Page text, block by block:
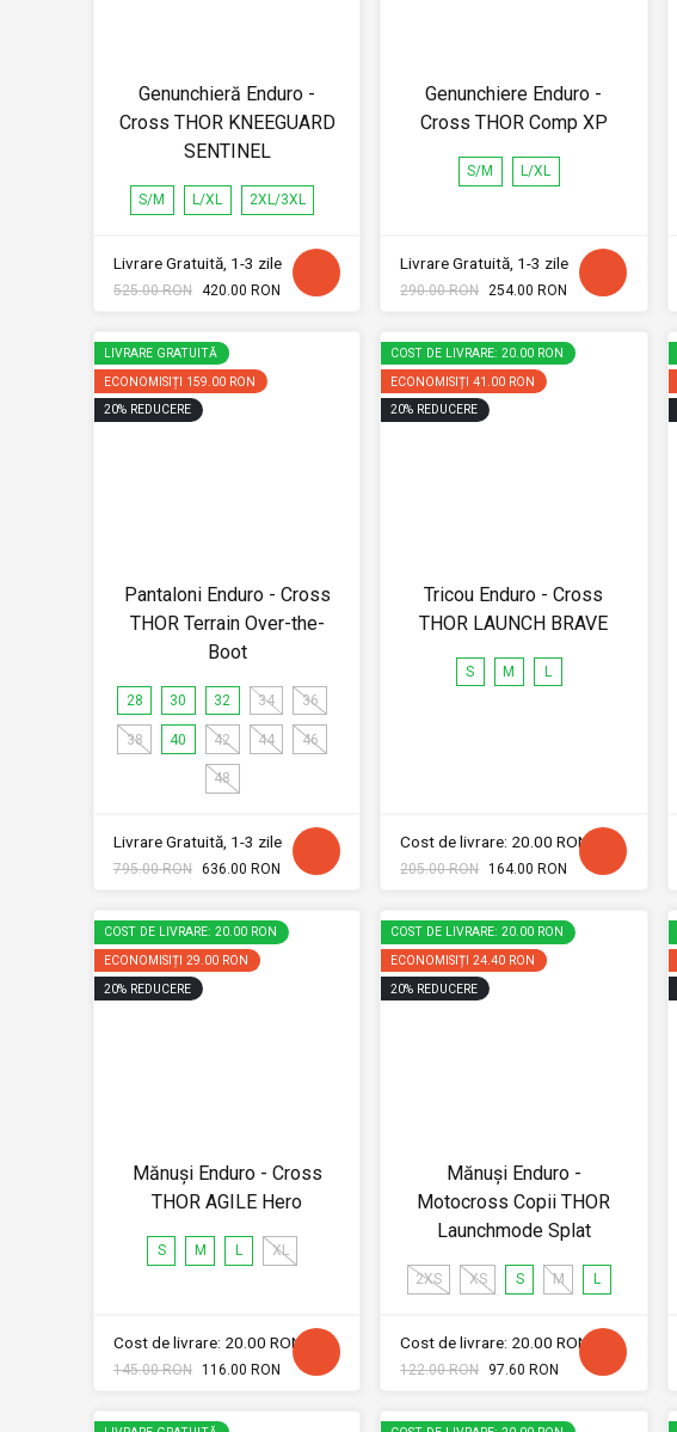
Genunchieră Enduro -
Cross THOR KNEEGUARD
SENTINEL
S/M L/XL 2XL/3XL
Livrare Gratuită, 1-3 zile
525.00 RON 420.00 RON
Genunchiere Enduro -
Cross THOR Comp XP
S/M L/XL
Livrare Gratuită, 1-3 zile
290.00 RON 254.00 RON
LIVRARE GRATUITĂ
ECONOMISIȚI 159.00 RON
20% REDUCERE
Pantaloni Enduro - Cross
THOR Terrain Over-the-
Boot
28 30 32 34 36
38 40 42 44 46
48
Livrare Gratuită, 1-3 zile
795.00 RON 636.00 RON
COST DE LIVRARE: 20.00 RON
ECONOMISIȚI 41.00 RON
20% REDUCERE
Tricou Enduro - Cross
THOR LAUNCH BRAVE
S M L
Cost de livrare: 20.00 RON
205.00 RON 164.00 RON
COST DE LIVRARE: 20.00 RON
ECONOMISIȚI 29.00 RON
20% REDUCERE
Mănuși Enduro - Cross
THOR AGILE Hero
S M L XL
Cost de livrare: 20.00 RON
145.00 RON 116.00 RON
COST DE LIVRARE: 20.00 RON
ECONOMISIȚI 24.40 RON
20% REDUCERE
Mănuși Enduro -
Motocross Copii THOR
Launchmode Splat
2XS XS S M L
Cost de livrare: 20.00 RON
122.00 RON 97.60 RON